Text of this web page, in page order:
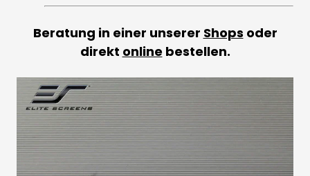
Beratung in einer unserer Shops oder
direkt online bestellen.